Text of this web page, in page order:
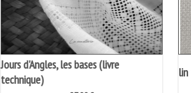
AURIFIL fil coton mako 40 1000m